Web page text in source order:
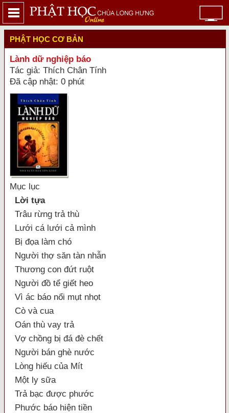
PHẬT HỌC CƠ BẢN
Lành dữ nghiệp báo
Tác giả: Thích Chân Tính
Đã cập nhật: 0 phút
Mục lục
Lời tựa
Trâu rừng trả thù
Lưới cá lưới cả mình
Bị đọa làm chó
Người thợ săn tàn nhẫn
Thương con đứt ruột
Người đồ tể giết heo
Vì ác báo nổi mụt nhọt
Cò và cua
Oán thù vay trả
Vợ chồng bị đá đè chết
Người bán ghè nước
Lòng hiếu của Mít
Một ly sữa
Trả bạc được phước
Phước báo hiện tiền